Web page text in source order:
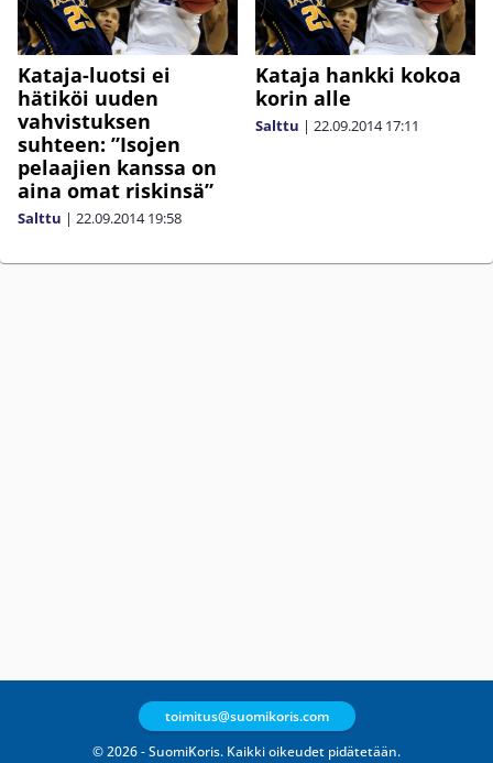
Kataja-luotsi ei
hätiköi uuden
vahvistuksen
suhteen: ”Isojen
pelaajien kanssa on
aina omat riskinsä”
Salttu | 22.09.2014 19:58
Kataja hankki kokoa
korin alle
Salttu | 22.09.2014 17:11
© 2026 - SuomiKoris. Kaikki oikeudet pidätetään.
toimitus@suomikoris.com